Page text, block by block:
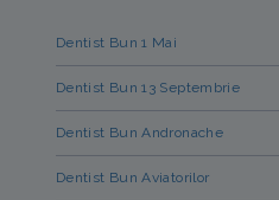
Dentist Bun 1 Mai
Dentist Bun 13 Septembrie
Dentist Bun Andronache
Dentist Bun Aviatorilor